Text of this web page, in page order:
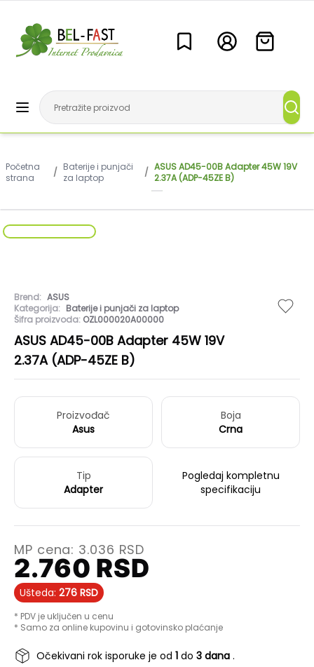
Početna
strana
/ Baterije i punjači
za laptop
/ ASUS AD45-00B Adapter 45W 19V
2.37A (ADP-45ZE B)
Brend: ASUS
Kategorija: Baterije i punjači za laptop
Šifra proizvoda: OZL000020A00000
ASUS AD45-00B Adapter 45W 19V
2.37A (ADP-45ZE B)
Proizvođač
Asus
Boja
Crna
Tip
Adapter
Pogledaj kompletnu
specifikaciju
MP cena: 3.036 RSD
2.760 RSD
Ušteda: 276 RSD
* PDV je uključen u cenu
* Samo za online kupovinu i gotovinsko plaćanje
Očekivani rok isporuke je od 1 do 3 dana .